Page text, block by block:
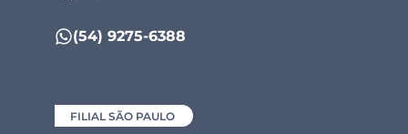
(54) 9275-6388
FILIAL SÃO PAULO